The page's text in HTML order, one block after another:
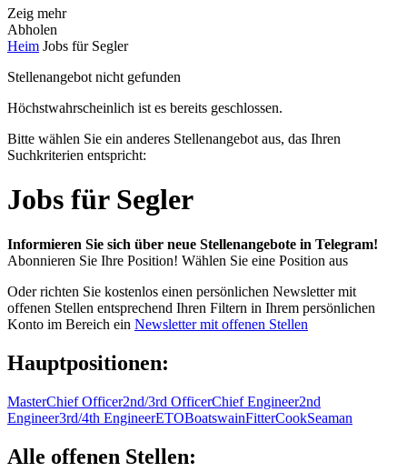
Zeig mehr
Abholen
Heim Jobs für Segler
Stellenangebot nicht gefunden
Höchstwahrscheinlich ist es bereits geschlossen.
Bitte wählen Sie ein anderes Stellenangebot aus, das Ihren
Suchkriterien entspricht:
Jobs für Segler
Informieren Sie sich über neue Stellenangebote in Telegram!
Abonnieren Sie Ihre Position! Wählen Sie eine Position aus
Oder richten Sie kostenlos einen persönlichen Newsletter mit
offenen Stellen entsprechend Ihren Filtern in Ihrem persönlichen
Konto im Bereich ein Newsletter mit offenen Stellen
Hauptpositionen:
MasterChief Officer2nd/3rd OfficerChief Engineer2nd
Engineer3rd/4th EngineerETOBoatswainFitterCookSeaman
Alle offenen Stellen: